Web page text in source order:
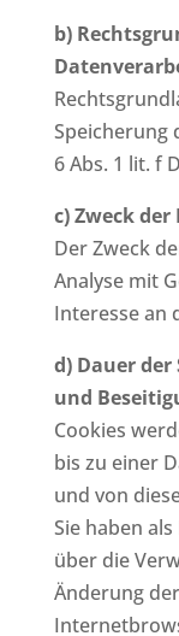
b)
Speicherung
6 Abs. 1 lit. f
c) Zweck
Der Zweck
Analyse mit
Interesse an
d) Dauer
und
Cookies
bis zu einer
und von
Sie haben
über die
Änderung